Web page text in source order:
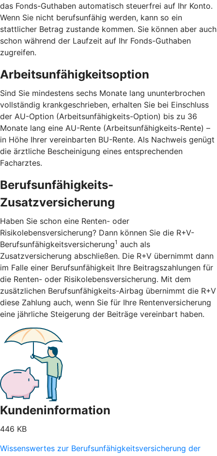
das Fonds-Guthaben automatisch steuerfrei auf Ihr Konto.
Wenn Sie nicht berufsunfähig werden, kann so ein
stattlicher Betrag zustande kommen. Sie können aber auch
schon während der Laufzeit auf Ihr Fonds-Guthaben
zugreifen.
Arbeitsunfähigkeitsoption
Sind Sie mindestens sechs Monate lang ununterbrochen
vollständig krankgeschrieben, erhalten Sie bei Einschluss
der AU-Option (Arbeitsunfähigkeits-Option) bis zu 36
Monate lang eine AU-Rente (Arbeitsunfähigkeits-Rente) –
in Höhe Ihrer vereinbarten BU-Rente. Als Nachweis genügt
die ärztliche Bescheinigung eines entsprechenden
Facharztes.
Berufsunfähigkeits-
Zusatzversicherung
Haben Sie schon eine Renten- oder
Risikolebensversicherung? Dann können Sie die R+V-
Berufsunfähigkeitsversicherung1 auch als
Zusatzversicherung abschließen. Die R+V übernimmt dann
im Falle einer Berufsunfähigkeit Ihre Beitragszahlungen für
die Renten- oder Risikolebensversicherung. Mit dem
zusätzlichen Berufsunfähigkeits-Airbag übernimmt die R+V
diese Zahlung auch, wenn Sie für Ihre Rentenversicherung
eine jährliche Steigerung der Beiträge vereinbart haben.
Kundeninformation
446 KB
Wissenswertes zur Berufsunfähigkeitsversicherung der